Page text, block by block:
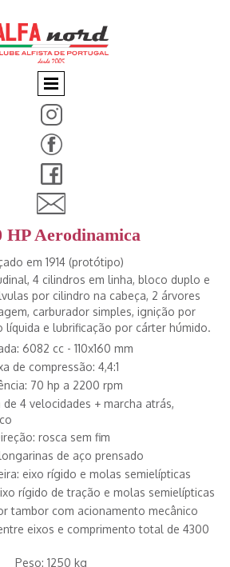
HP Aerodinamica
em 1914 (protótipo)
4 cilindros em linha, bloco duplo e
por cilindro na cabeça, 2 árvores
carburador simples, ignição por
líquida e lubrificação por cárter húmido.
6082 cc - 110x160 mm
de compressão: 4,4:1
70 hp a 2200 rpm
4 velocidades + marcha atrás,
rosca sem fim
de aço prensado
eixo rígido e molas semielípticas
rígido de tração e molas semielípticas
tambor com acionamento mecânico
eixos e comprimento total de 4300
Peso: 1250 kg